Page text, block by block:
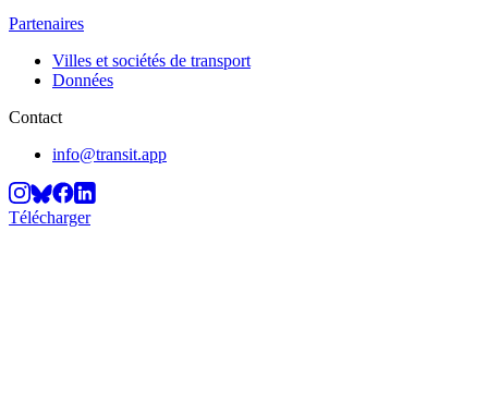
Partenaires
Villes et sociétés de transport
Données
Contact
info@transit.app
Télécharger